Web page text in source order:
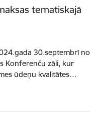
tematiskajā
30.septembrī no
Konferenču zāli, kur
ūdeņu kvalitātes…